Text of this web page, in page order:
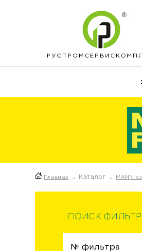
РУСПРОМ
Главная → Каталог → MANN
ПОИСК